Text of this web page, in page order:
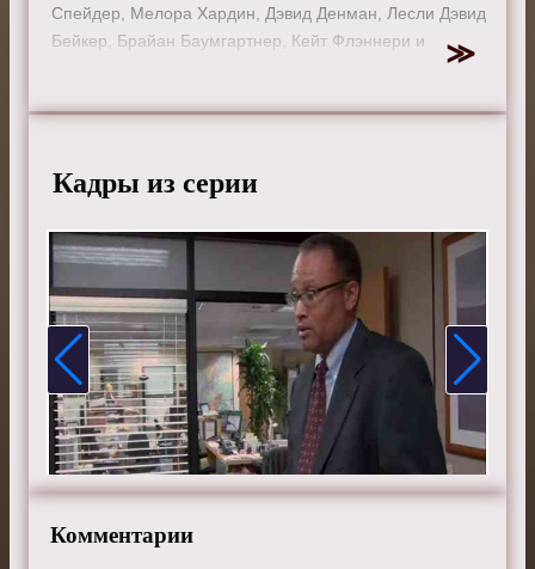
Спейдер, Мелора Хардин, Дэвид Денман, Лесли Дэвид
Бейкер, Брайан Баумгартнер, Кейт Флэннери и
Смотрите онлайн 1 сезон 2 серию «Офис» бесплатно
Кадры из серии
Комментарии